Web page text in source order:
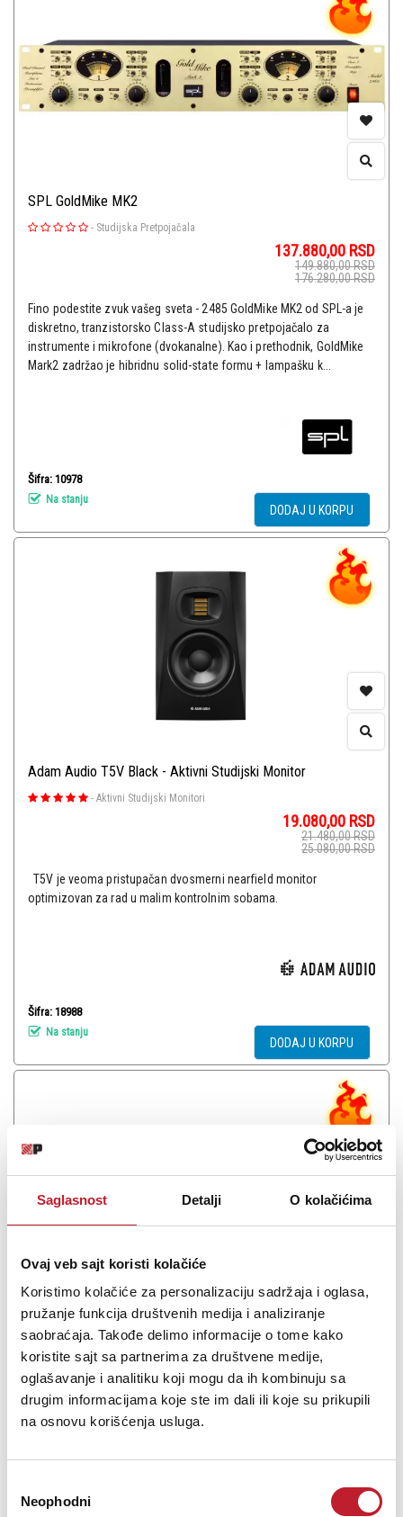
Saglasnost Detalji O kolačićima
Ovaj veb sajt koristi kolačiće
Koristimo kolačiće za personalizaciju sadržaja i oglasa,
pružanje funkcija društvenih medija i analiziranje
saobraćaja. Takođe delimo informacije o tome kako
koristite sajt sa partnerima za društvene medije,
oglašavanje i analitiku koji mogu da ih kombinuju sa
drugim informacijama koje ste im dali ili koje su prikupili
na osnovu korišćenja usluga.
сагласности
Neophodni
SPL GoldMike MK2
- Studijska Pretpojačala
137.880,00 RSD
149.880,00RSD
176.280,00RSD
Fino podestite zvuk vašeg sveta - 2485 GoldMike MK2 od SPL-a je
diskretno, tranzistorsko Class-A studijsko pretpojačalo za
instrumente i mikrofone (dvokanalne). Kao i prethodnik, GoldMike
Mark2 zadržao je hibridnu solid-state formu + lampašku k...
Šifra: 10978
Na stanju
DODAJ U KORPU
Adam Audio T5V Black - Aktivni Studijski Monitor
- Aktivni Studijski Monitori
19.080,00 RSD
21.480,00RSD
25.080,00RSD
T5V je veoma pristupačan dvosmerni nearfield monitor
optimizovan za rad u malim kontrolnim sobama.
Šifra: 18988
Na stanju
DODAJ U KORPU
Mackie HM-400 - Pojačalo za slušalice
Pojačala za slušalice
19.080,00
21.480,00
23.880,00
Čertvorokanalno pojačalo za slušalice HM-400 prilagođeno za
instalaciju u rack, napravljeno je da zadovolji muzičare, izvođače i